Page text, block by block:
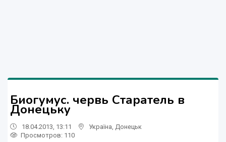
Биогумус. червь Старатель в
Донецьку
18.04.2013, 13:11 Україна Донецьк
Просмотров: 110